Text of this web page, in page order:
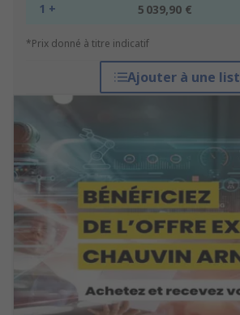
1 + 5 039,90 €
*Prix donné à titre indicatif
Ajouter à une